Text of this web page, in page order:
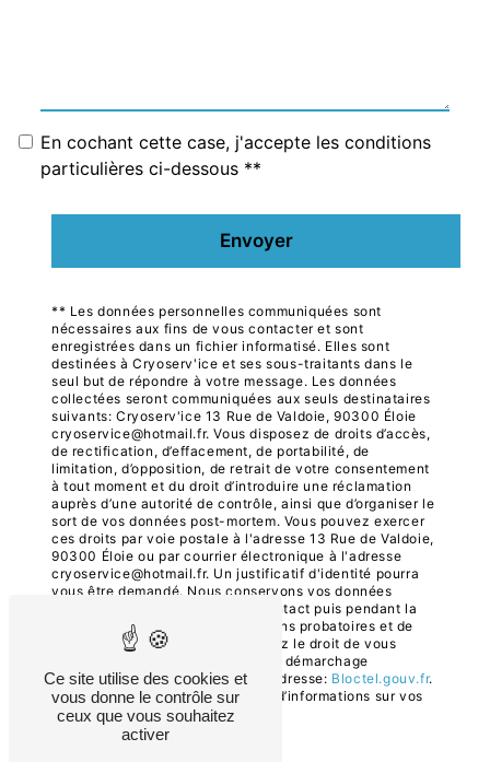
En cochant cette case, j'accepte les conditions
particulières ci-dessous **
Envoyer
** Les données personnelles communiquées sont
nécessaires aux fins de vous contacter et sont
enregistrées dans un fichier informatisé. Elles sont
destinées à Cryoserv'ice et ses sous-traitants dans le
seul but de répondre à votre message. Les données
collectées seront communiquées aux seuls destinataires
suivants: Cryoserv'ice 13 Rue de Valdoie, 90300 Éloie
cryoservice@hotmail.fr. Vous disposez de droits d’accès,
de rectification, d’effacement, de portabilité, de
limitation, d’opposition, de retrait de votre consentement
à tout moment et du droit d’introduire une réclamation
auprès d’une autorité de contrôle, ainsi que d’organiser le
sort de vos données post-mortem. Vous pouvez exercer
ces droits par voie postale à l'adresse 13 Rue de Valdoie,
90300 Éloie ou par courrier électronique à l'adresse
cryoservice@hotmail.fr. Un justificatif d'identité pourra
vous être demandé. Nous conservons vos données
pendant la période de prise de contact puis pendant la
durée de prescription légale aux fins probatoires et de
gestion des contentieux. Vous avez le droit de vous
inscrire sur la liste d'opposition au démarchage
téléphonique, disponible à cette adresse: Bloctel.gouv.fr.
Consultez le site cnil.fr pour plus d’informations sur vos
droits.
Ce site utilise des cookies et
vous donne le contrôle sur
ceux que vous souhaitez
activer